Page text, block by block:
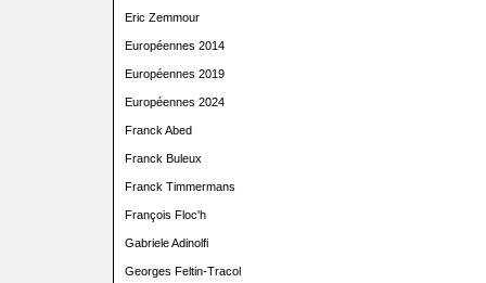
Eric Zemmour
Européennes 2014
Européennes 2019
Européennes 2024
Franck Abed
Franck Buleux
Franck Timmermans
François Floc'h
Gabriele Adinolfi
Georges Feltin-Tracol